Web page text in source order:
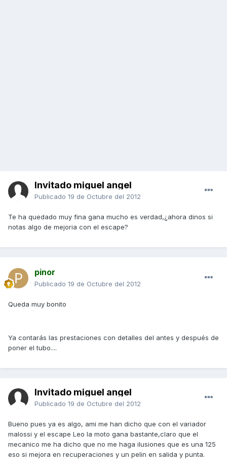
Invitado miguel angel
Publicado 19 de Octubre del 2012
Te ha quedado muy fina gana mucho es verdad,¿ahora dinos si
notas algo de mejoria con el escape?
pinor
Publicado 19 de Octubre del 2012
Queda muy bonito
Ya contarás las prestaciones con detalles del antes y después de
poner el tubo....
Invitado miguel angel
Publicado 19 de Octubre del 2012
Bueno pues ya es algo, ami me han dicho que con el variador
malossi y el escape Leo la moto gana bastante,claro que el
mecanico me ha dicho que no me haga ilusiones que es una 125
eso si mejora en recuperaciones y un pelin en salida y punta.